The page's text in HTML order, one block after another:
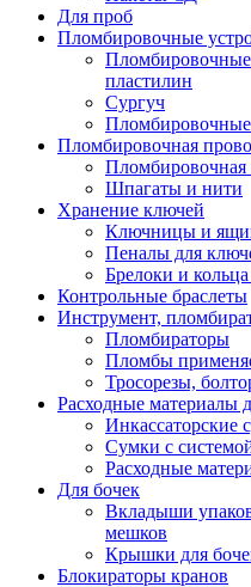
Для проб
Пломбировочные
Пломбировочные
пластилин
Сургуч
Пломбировочные
Пломбировочная
Пломбировочная
Шпагаты и нити
Хранение ключей
Ключницы и
Пеналы для
Брелоки и
Контрольные браслеты
Инструмент,
Пломбираторы
Пломбы
Тросорезы,
Расходные материалы
Инкассаторские
Сумки с
Расходные
Для бочек
Вкладыши
мешков
Крышки для
Блокираторы кранов